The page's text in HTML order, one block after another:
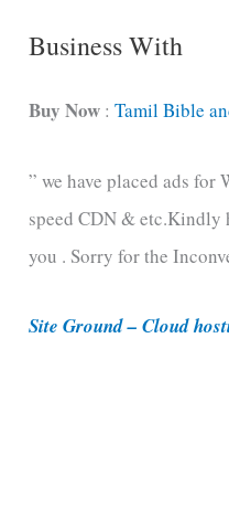
C
t
g
o
r
e
Business With
Buy Now :Tamil Bible
” we have placed ads
speed CDN & etc.Kindly
you . Sorry for the
Site Ground – Cloud